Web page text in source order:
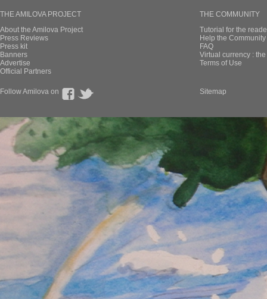
THE AMILOVA PROJECT
About the Amilova Project
Press Reviews
Press kit
Banners
Advertise
Official Partners
THE COMMUNITY
Tutorial for the
Help the
FAQ
Virtual currency :
Terms of Use
Follow Amilova on Sitemap